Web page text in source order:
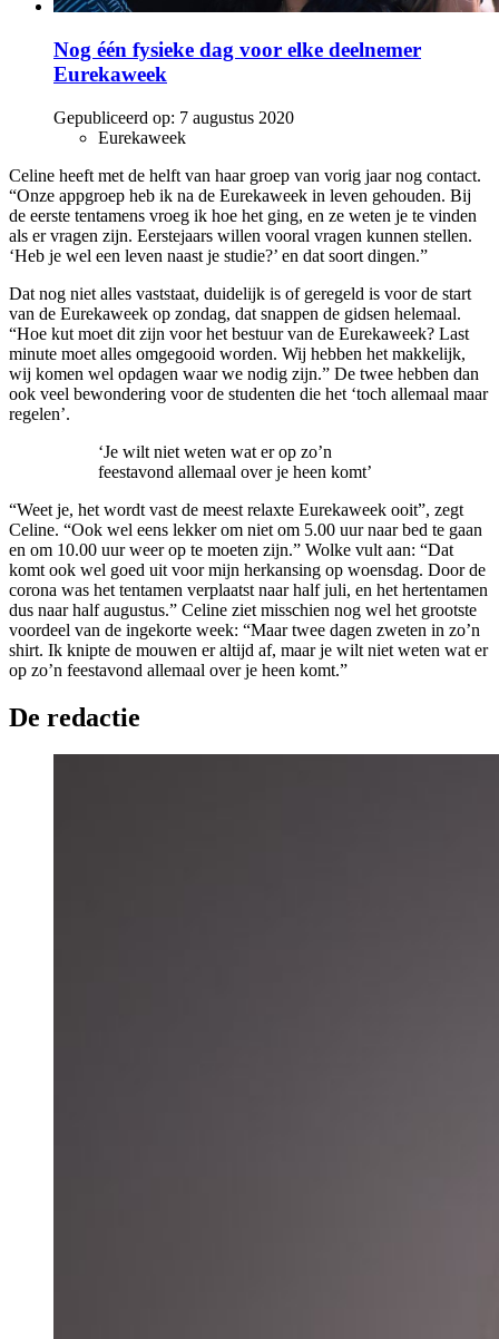
Nog één fysieke dag voor elke deelnemer
Eurekaweek
Gepubliceerd op: 7 augustus 2020
Eurekaweek
Celine heeft met de helft van haar groep van vorig jaar nog contact.
“Onze appgroep heb ik na de Eurekaweek in leven gehouden. Bij
de eerste tentamens vroeg ik hoe het ging, en ze weten je te vinden
als er vragen zijn. Eerstejaars willen vooral vragen kunnen stellen.
‘Heb je wel een leven naast je studie?’ en dat soort dingen.”
Dat nog niet alles vaststaat, duidelijk is of geregeld is voor de start
van de Eurekaweek op zondag, dat snappen de gidsen helemaal.
“Hoe kut moet dit zijn voor het bestuur van de Eurekaweek? Last
minute moet alles omgegooid worden. Wij hebben het makkelijk,
wij komen wel opdagen waar we nodig zijn.” De twee hebben dan
ook veel bewondering voor de studenten die het ‘toch allemaal maar
regelen’.
‘Je wilt niet weten wat er op zo’n
feestavond allemaal over je heen komt’
“Weet je, het wordt vast de meest relaxte Eurekaweek ooit”, zegt
Celine. “Ook wel eens lekker om niet om 5.00 uur naar bed te gaan
en om 10.00 uur weer op te moeten zijn.” Wolke vult aan: “Dat
komt ook wel goed uit voor mijn herkansing op woensdag. Door de
corona was het tentamen verplaatst naar half juli, en het hertentamen
dus naar half augustus.” Celine ziet misschien nog wel het grootste
voordeel van de ingekorte week: “Maar twee dagen zweten in zo’n
shirt. Ik knipte de mouwen er altijd af, maar je wilt niet weten wat er
op zo’n feestavond allemaal over je heen komt.”
De redactie